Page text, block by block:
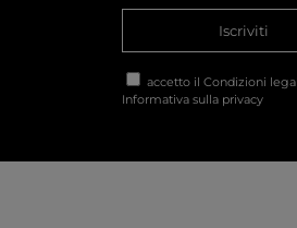
Iscriviti
accetto il Condizioni
Informativa sulla privacy